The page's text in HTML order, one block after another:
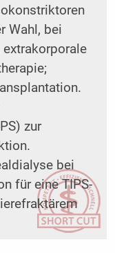
Wahl, bei
zur
bei
für eine ­TIPS-